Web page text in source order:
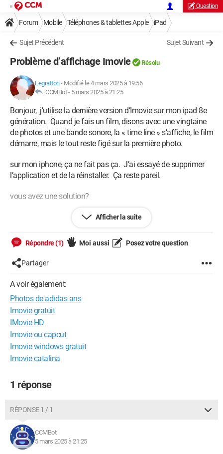
Question
Forum Mobile Téléphones & tablettes Apple iPad
Sujet Précédent Sujet Suivant
Problème d’affichage Imovie Résolu
Legratton- Modifié le 4 mars 2025 à 19:56
CCMBot - 5 mars 2025 à 21:25
Bonjour, j’utilise la dernière version d’Imovie sur mon ipad 8e
génération. Quand je fais un film, disons avec une vingtaine
de photos et une bande sonore, la « time line » s’affiche, le film
démarre, mais le tout reste figé sur la première photo.
sur mon iphone, ça ne fait pas ça. J’ai essayé de supprimer
l’application et de la réinstaller. Ça reste pareil.
vous avez une solution?
Afficher la suite
Répondre (1) Moi aussi Posez votre question
Partager
A voir également:
Photos de adidas ans
Imovie gratuit
IMovie HD
Imovie ou capcut
Imovie windows gratuit
Imovie catalina
1 réponse
RÉPONSE 1 / 1
CCMBot
5 mars 2025 à 21:25